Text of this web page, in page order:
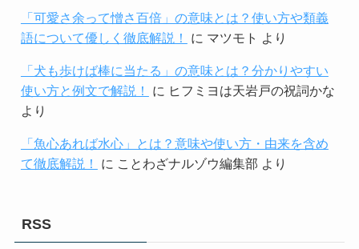
「可愛さ余って憎さ百倍」の意味とは？使い方や類義
語について優しく徹底解説！
に マツモト より
「犬も歩けば棒に当たる」の意味とは？分かりやすい
使い方と例文で解説！
に ヒフミヨは天岩戸の祝詞かな
より
「魚心あれば水心」とは？意味や使い方・由来を含め
て徹底解説！
に ことわざナルゾウ編集部 より
RSS